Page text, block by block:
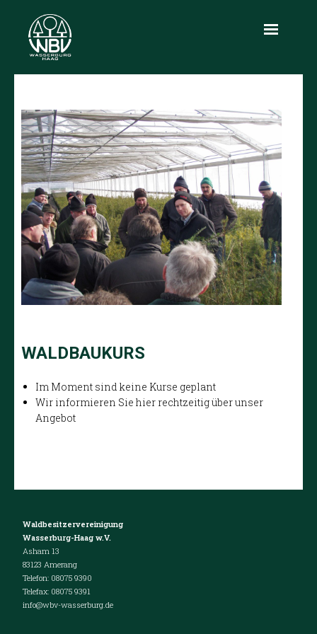
Über uns
Leistungen
Produkte
Holzmarkt
Infothek
Kontakt
WALDBAUKURS
Im Moment sind keine Kurse geplant
Wir informieren Sie hier rechtzeitig über unser
Angebot
Waldbesitzervereinigung
Wasserburg-Haag w.V.
Asham 13
83123 Amerang
Telefon: 08075 9390
Telefax: 08075 9391
info@wbv-wasserburg.de